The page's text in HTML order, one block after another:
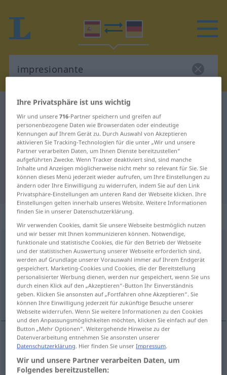
Spanisch-Deutsch Wörterbuch
Spanisch-Deutsch Übersetzung für
"impresionante"
"impresionante" Deutsch
Übersetzung
„impresionante“: adjetivo
impresionante [impresĭoˈnante]adj
Übersicht aller Übersetzungen
(Für mehr Details die Übersetzung anklicken/antippen)
beeindruckend, eindrucksvoll
beeindruckend,eindrucksvoll impresionante
Ihre Privatsphäre ist uns wichtig
Wir und unsere716-Partner speichern und greifen auf
personenbezogene Daten wie Browserdaten oder eindeutige
Kennungen auf Ihrem Gerät zu. Durch Auswahl von Akzeptieren
aktivieren Sie Tracking-Technologien für die unter „Wir und unsere
Partner verarbeiten Daten, um Ihnen Dienste bereitzustellen“
aufgeführten Zwecke. Wenn Tracker deaktiviert sind, sind manche
Inhalte und Anzeigen möglicherweise nicht mehr so relevant für Sie. Sie
können dieses Menü jederzeit wieder aufrufen, um Ihre Einstellungen zu
ändern oder Ihre Einwilligung zu widerrufen, indem Sie auf den Link
Privatsphäre-Einstellungen am unteren Rand der Webseite klicken. Ihre
Einstellungen gelten innerhalb unseres Website. Weitere Informationen
finden Sie in unserer Datenschutzerklärung.
Wir verwenden Cookies, damit Sie unsere Webseite bestmöglich nutzen
und wir besser mit Ihnen kommunizieren können. Notwendige,
funktionale und statistische Cookies, die für den Betrieb der Webseite
und der statistischen Auswertung unserer Webseite erforderlich sind,
werden auf Grundlage unserer Vorauswahl immer auf Ihrem Endgerät
gespeichert. Marketing-Cookies und Cookies, die der Bereitstellung
personalisierter Werbung dienen, werden nur gespeichert, wenn Sie uns
durch einen Klick auf den „Akzeptieren“-Button Ihr Einverständnis
geben. Klicken Sie ansonsten auf „Fortfahren ohne Akzeptieren“. Sie
können Ihre Einwilligung jederzeit für zukünftige Besuche unserer
Webseite widerrufen. Wenn Sie weitere Informationen zu den Cookies
und den Anpassungsmöglichkeiten möchten, klicken Sie einfach auf den
Button „Mehr Optionen“. Weitergehende Hinweise zu der
Datenverarbeitung entnehmen Sie ansonsten unserer
Datenschutzerklärung. Hier finden Sie unserImpressum.
Wir und unsere Partner verarbeiten Daten, um
Folgendes bereitzustellen: